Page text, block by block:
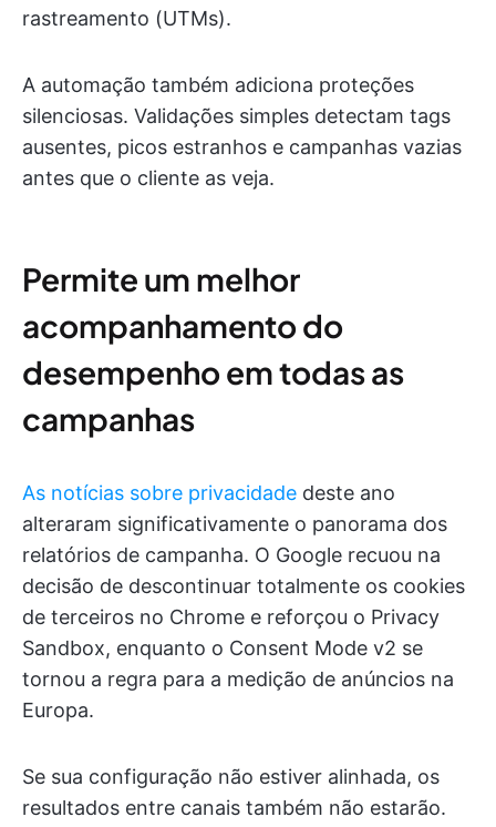
rastreamento (UTMs).
A automação também adiciona proteções
silenciosas. Validações simples detectam tags
ausentes, picos estranhos e campanhas vazias
antes que o cliente as veja.
Permite um melhor
acompanhamento do
desempenho em todas as
campanhas
As notícias sobre privacidade deste ano
alteraram significativamente o panorama dos
relatórios de campanha. O Google recuou na
decisão de descontinuar totalmente os cookies
de terceiros no Chrome e reforçou o Privacy
Sandbox, enquanto o Consent Mode v2 se
tornou a regra para a medição de anúncios na
Europa.
Se sua configuração não estiver alinhada, os
resultados entre canais também não estarão.